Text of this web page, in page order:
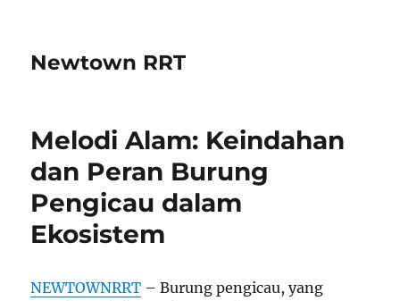
Newtown RRT
Melodi Alam: Keindahan
dan Peran Burung
Pengicau dalam
Ekosistem
NEWTOWNRRT – Burung pengicau, yang